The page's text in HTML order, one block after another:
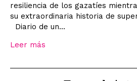
resiliencia de los gazatíes
su extraordinaria historia de
Diario de un...
Leer más